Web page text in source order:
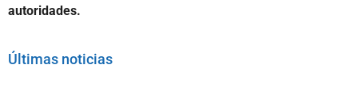
autoridades.
Últimas noticias